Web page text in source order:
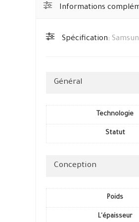
Informations
Spécification:
Général
Technologie
Statut
Conception
Poids
L'épaisseur